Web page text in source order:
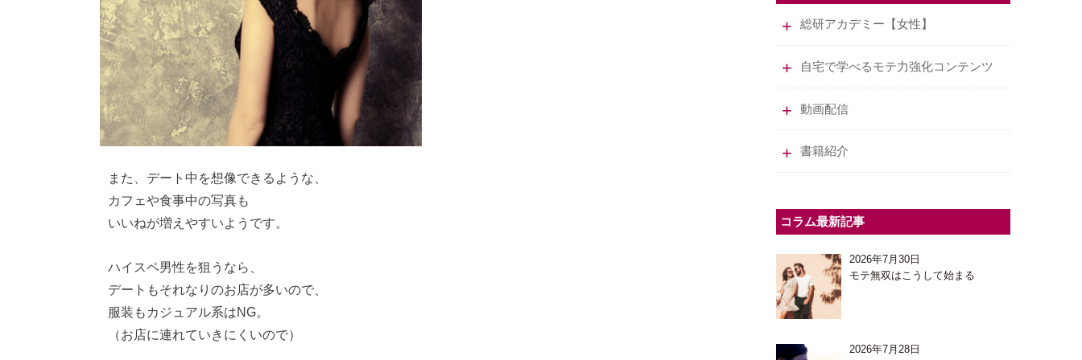
また、デート中を想像できるような、
カフェや食事中の写真も
いいねが増えやすいようです。
ハイスペ男性を狙うなら、
デートもそれなりのお店が多いので、
服装もカジュアル系はNG。
（お店に連れていきにくいので）
総研アカデミー【女性】
自宅で学べるモテ力強化コンテンツ
動画配信
書籍紹介
コラム最新記事
2026年7月30日
モテ無双はこうして始まる
2026年7月28日